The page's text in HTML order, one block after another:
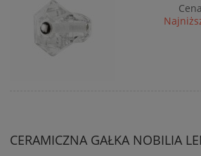
CERAMICZNA GAŁKA NOBILIA